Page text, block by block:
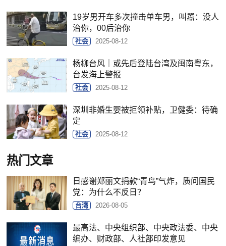
19岁男开车多次撞击单车男，叫嚣：没人
治你，00后治你
社会 2025-08-12
杨柳台风｜或先后登陆台湾及闽南粤东，
台发海上警报
社会 2025-08-12
深圳非婚生婴被拒领补贴，卫健委：待确
定
社会 2025-08-12
热门文章
日感谢郑丽文捐款“青鸟”气炸，质问国民
党：为什么不反日？
台湾 2026-08-05
最高法、中央组织部、中央政法委、中央
编办、财政部、人社部印发意见